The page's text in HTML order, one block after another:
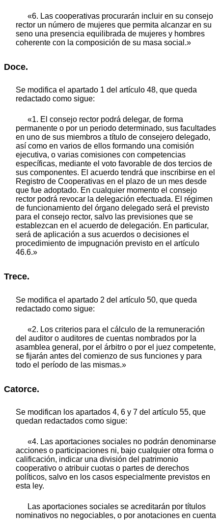
«6. Las cooperativas procurarán incluir en su consejo
rector un número de mujeres que permita alcanzar en su
seno una presencia equilibrada de mujeres y hombres
coherente con la composición de su masa social.»
Doce.
Se modifica el apartado 1 del artículo 48, que queda
redactado como sigue:
«1. El consejo rector podrá delegar, de forma
permanente o por un periodo determinado, sus facultades
en uno de sus miembros a título de consejero delegado,
así como en varios de ellos formando una comisión
ejecutiva, o varias comisiones con competencias
específicas, mediante el voto favorable de dos tercios de
sus componentes. El acuerdo tendrá que inscribirse en el
Registro de Cooperativas en el plazo de un mes desde
que fue adoptado. En cualquier momento el consejo
rector podrá revocar la delegación efectuada. El régimen
de funcionamiento del órgano delegado será el previsto
para el consejo rector, salvo las previsiones que se
establezcan en el acuerdo de delegación. En particular,
será de aplicación a sus acuerdos o decisiones el
procedimiento de impugnación previsto en el artículo
46.6.»
Trece.
Se modifica el apartado 2 del artículo 50, que queda
redactado como sigue:
«2. Los criterios para el cálculo de la remuneración
del auditor o auditores de cuentas nombrados por la
asamblea general, por el árbitro o por el juez competente,
se fijarán antes del comienzo de sus funciones y para
todo el período de las mismas.»
Catorce.
Se modifican los apartados 4, 6 y 7 del artículo 55, que
quedan redactados como sigue:
«4. Las aportaciones sociales no podrán denominarse
acciones o participaciones ni, bajo cualquier otra forma o
calificación, indicar una división del patrimonio
cooperativo o atribuir cuotas o partes de derechos
políticos, salvo en los casos especialmente previstos en
esta ley.
Las aportaciones sociales se acreditarán por títulos
nominativos no negociables, o por anotaciones en cuenta